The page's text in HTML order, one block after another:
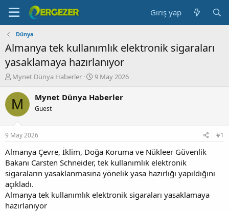
Giriş yap
Dünya
Almanya tek kullanımlık elektronik sigaraları
yasaklamaya hazırlanıyor
K
n
b
u
u
b
a
l
a
t
a
n
Mynet Dünya Haberler
B
ş
ç
t
a
r
h
9 May 2026
M Mynet Dünya Haberler
Guest
9 May 2026 #1
Almanya Çevre, İklim, Doğa Koruma ve Nükleer Güvenlik
Bakanı Carsten Schneider, tek kullanımlık elektronik
sigaraların yasaklanmasına yönelik yasa hazırlığı yapıldığını
açıkladı.
Almanya tek kullanımlık elektronik sigaraları yasaklamaya
hazırlanıyor